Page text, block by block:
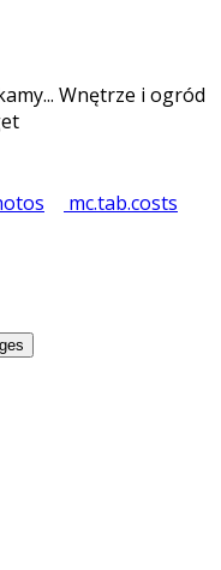
Wnętrze i ogród
mc.tab.costs